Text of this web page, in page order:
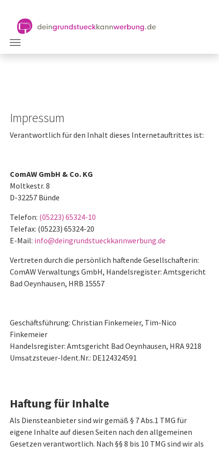
Impressum
Verantwortlich für den Inhalt dieses Internetauftrittes ist:
ComAW GmbH & Co. KG
Moltkestr. 8
D-32257 Bünde
Telefon: (05223) 65324-10
Telefax: (05223) 65324-20
E-Mail: info@deingrundstueckkannwerbung.de
Vertreten durch die persönlich haftende Gesellschafterin:
ComAW Verwaltungs GmbH, Handelsregister: Amtsgericht
Bad Oeynhausen, HRB 15557
Geschäftsführung: Christian Finkemeier, Tim-Nico
Finkemeier
Handelsregister: Amtsgericht Bad Oeynhausen, HRA 9218
Umsatzsteuer-Ident.Nr.: DE124324591
Haftung für Inhalte
Als Diensteanbieter sind wir gemäß § 7 Abs.1 TMG für
eigene Inhalte auf diesen Seiten nach den allgemeinen
Gesetzen verantwortlich. Nach §§ 8 bis 10 TMG sind wir als